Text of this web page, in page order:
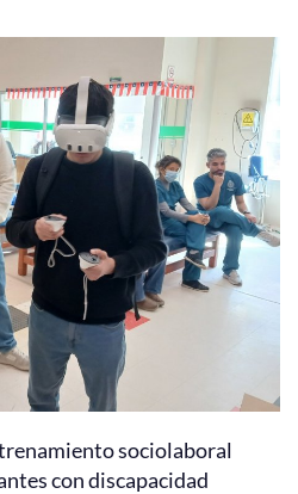
sociolaboral
con discapacidad